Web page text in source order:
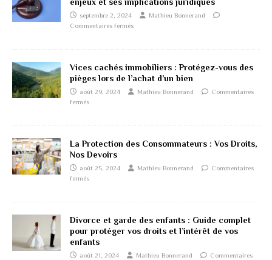
septembre 2, 2024
Mathieu Bonnerand
Commentaires fermés
Vices cachés immobiliers : Protégez-vous des
pièges lors de l’achat d’un bien
août 29, 2024 Mathieu Bonnerand
Commentaires
fermés
La Protection des Consommateurs : Vos Droits,
Nos Devoirs
août 25, 2024 Mathieu Bonnerand
Commentaires
fermés
Divorce et garde des enfants : Guide complet
pour protéger vos droits et l’intérêt de vos
enfants
août 21, 2024 Mathieu Bonnerand
Commentaires